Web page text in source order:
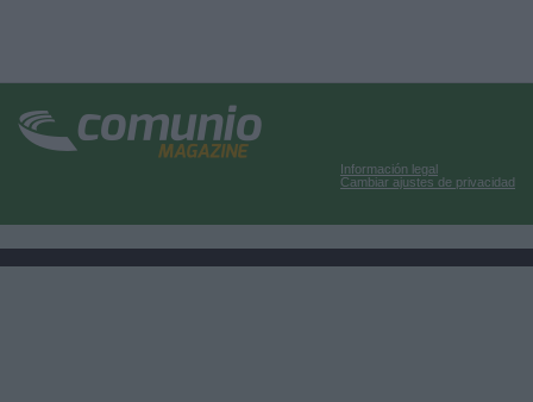
Información legal
Cambiar ajustes de privacidad